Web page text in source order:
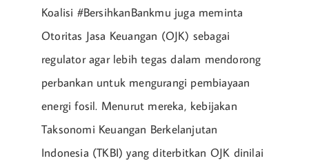
Koalisi #BersihkanBankmu juga meminta
Otoritas Jasa Keuangan (OJK) sebagai
regulator agar lebih tegas dalam mendorong
perbankan untuk mengurangi pembiayaan
energi fosil. Menurut mereka, kebijakan
Taksonomi Keuangan Berkelanjutan
Indonesia (TKBI) yang diterbitkan OJK dinilai